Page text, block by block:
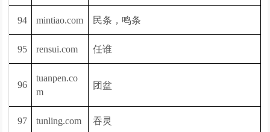
94 mintiao.com 民条，鸣条
95 rensui.com 任谁
96
tuanpen.co
m
团盆
97 tunling.com 吞灵